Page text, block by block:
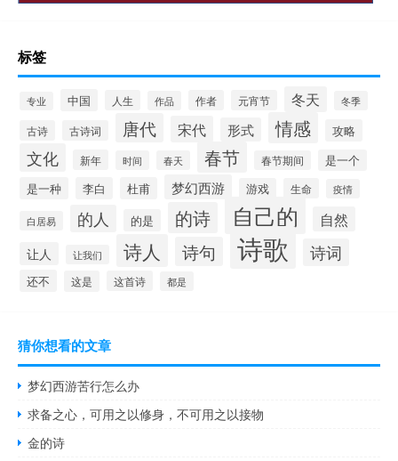
标签
专业 中国 人生 作品 作者 元宵节 冬天 冬季
古诗 古诗词 唐代 宋代 形式 情感 攻略
文化 新年 时间 春天 春节 春节期间 是一个
是一种 李白 杜甫 梦幻西游 游戏 生命 疫情
白居易 的人 的是 的诗 自己的 自然
让人 让我们 诗人 诗句 诗歌 诗词
还不 这是 这首诗 都是
猜你想看的文章
梦幻西游苦行怎么办
求备之心，可用之以修身，不可用之以接物
金的诗